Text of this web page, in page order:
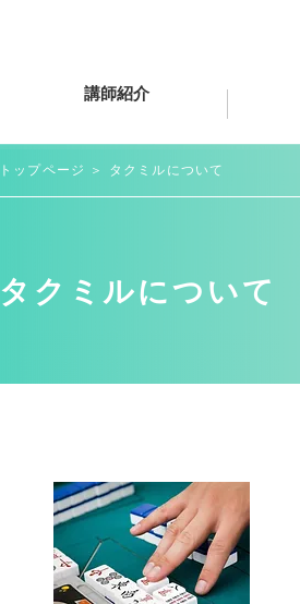
講師紹介
​トップページ ＞ タクミルについて
タクミルについて